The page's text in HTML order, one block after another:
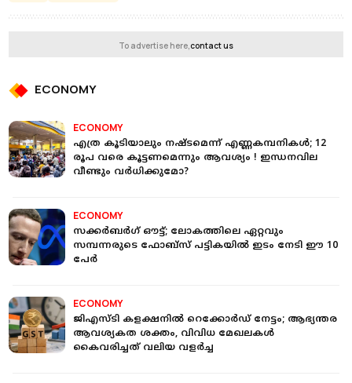
To advertise here,contact us
ECONOMY
ECONOMY
എത്ര കൂടിയാലും നഷ്ടമെന്ന് എണ്ണകമ്പനികൾ; 12
രൂപ വരെ കൂട്ടണമെന്നും ആവശ്യം ! ഇന്ധനവില
വീണ്ടും വർധിക്കുമോ?
ECONOMY
സക്കര്‍ബര്‍ഗ് ഔട്ട്; ലോകത്തിലെ ഏറ്റവും
സമ്പന്നരുടെ ഫോബ്‌സ് പട്ടികയില്‍ ഇടം നേടി ഈ 10
പേര്‍
ECONOMY
ജിഎസ്ടി കളക്ഷനില്‍ റെക്കോര്‍ഡ് നേട്ടം; ആഭ്യന്തര
ആവശ്യകത ശക്തം, വിവിധ മേഖലകള്‍
കൈവരിച്ചത് വലിയ വളര്‍ച്ച